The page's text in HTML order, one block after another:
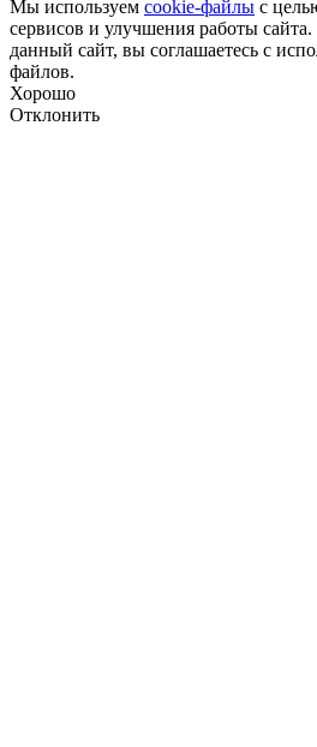
Мы используем cookie-файлы с
сервисов и улучшения работы
данный сайт, вы соглашаетесь с
файлов.
Хорошо
Отклонить